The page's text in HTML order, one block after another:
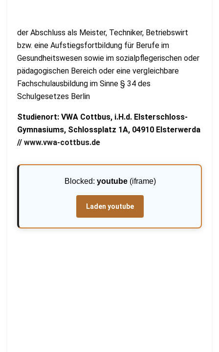
der Abschluss als Meister, Techniker, Betriebswirt
bzw. eine Aufstiegsfortbildung für Berufe im
Gesundheitswesen sowie im sozialpflegerischen oder
pädagogischen Bereich oder eine vergleichbare
Fachschulausbildung im Sinne § 34 des
Schulgesetzes Berlin
Studienort: VWA Cottbus, i.H.d. Elsterschloss-
Gymnasiums, Schlossplatz 1A, 04910 Elsterwerda
// www.vwa-cottbus.de
Blocked: youtube(iframe)
Laden youtube